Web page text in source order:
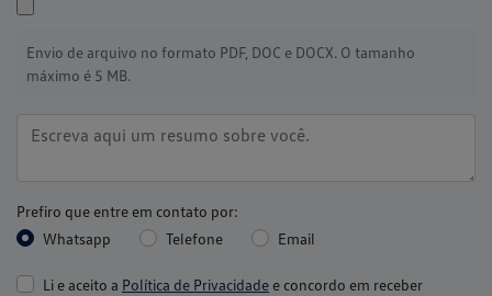
Envio de arquivo no formato PDF, DOC e DOCX. O tamanho
máximo é 5 MB.
Prefiro que entre em contato por:
Whatsapp
Telefone Email
Li e aceito a Política de Privacidadee concordo em receber